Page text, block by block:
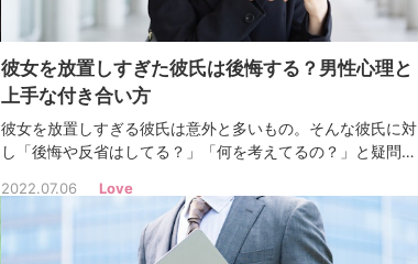
彼女を放置しすぎた彼氏は後悔する？男性心理と
上手な付き合い方
彼女を放置しすぎる彼氏は意外と多いもの。そんな彼氏に対
し「後悔や反省はしてる？」「何を考えてるの？」と疑問を
は後悔するのか、男性心理を解説します！
2022.07.06 Love